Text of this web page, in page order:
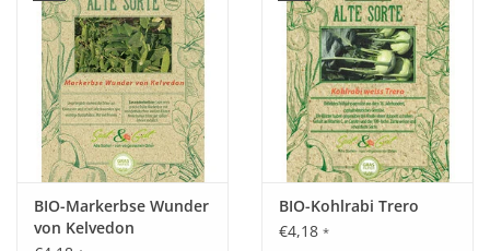
Entdecken Sie unsere seltene historische Tomatewieder, die
fast in Vergessenheit geraten ist!
Eine echte StabtomatenRarität gelbenGewand. Mit
süßemGeschmack ausgestattet findet sie immer häufiger den
Weg in Salate. Der sehr hohe
Vitamin-C Gehalt ist dabei auch
etwas für die eigene Gesundheit.
StarkwachsendeSorte.
BIO-Markerbse Wunder
von Kelvedon
BIO-Kohlrabi Trero
€4,18 *